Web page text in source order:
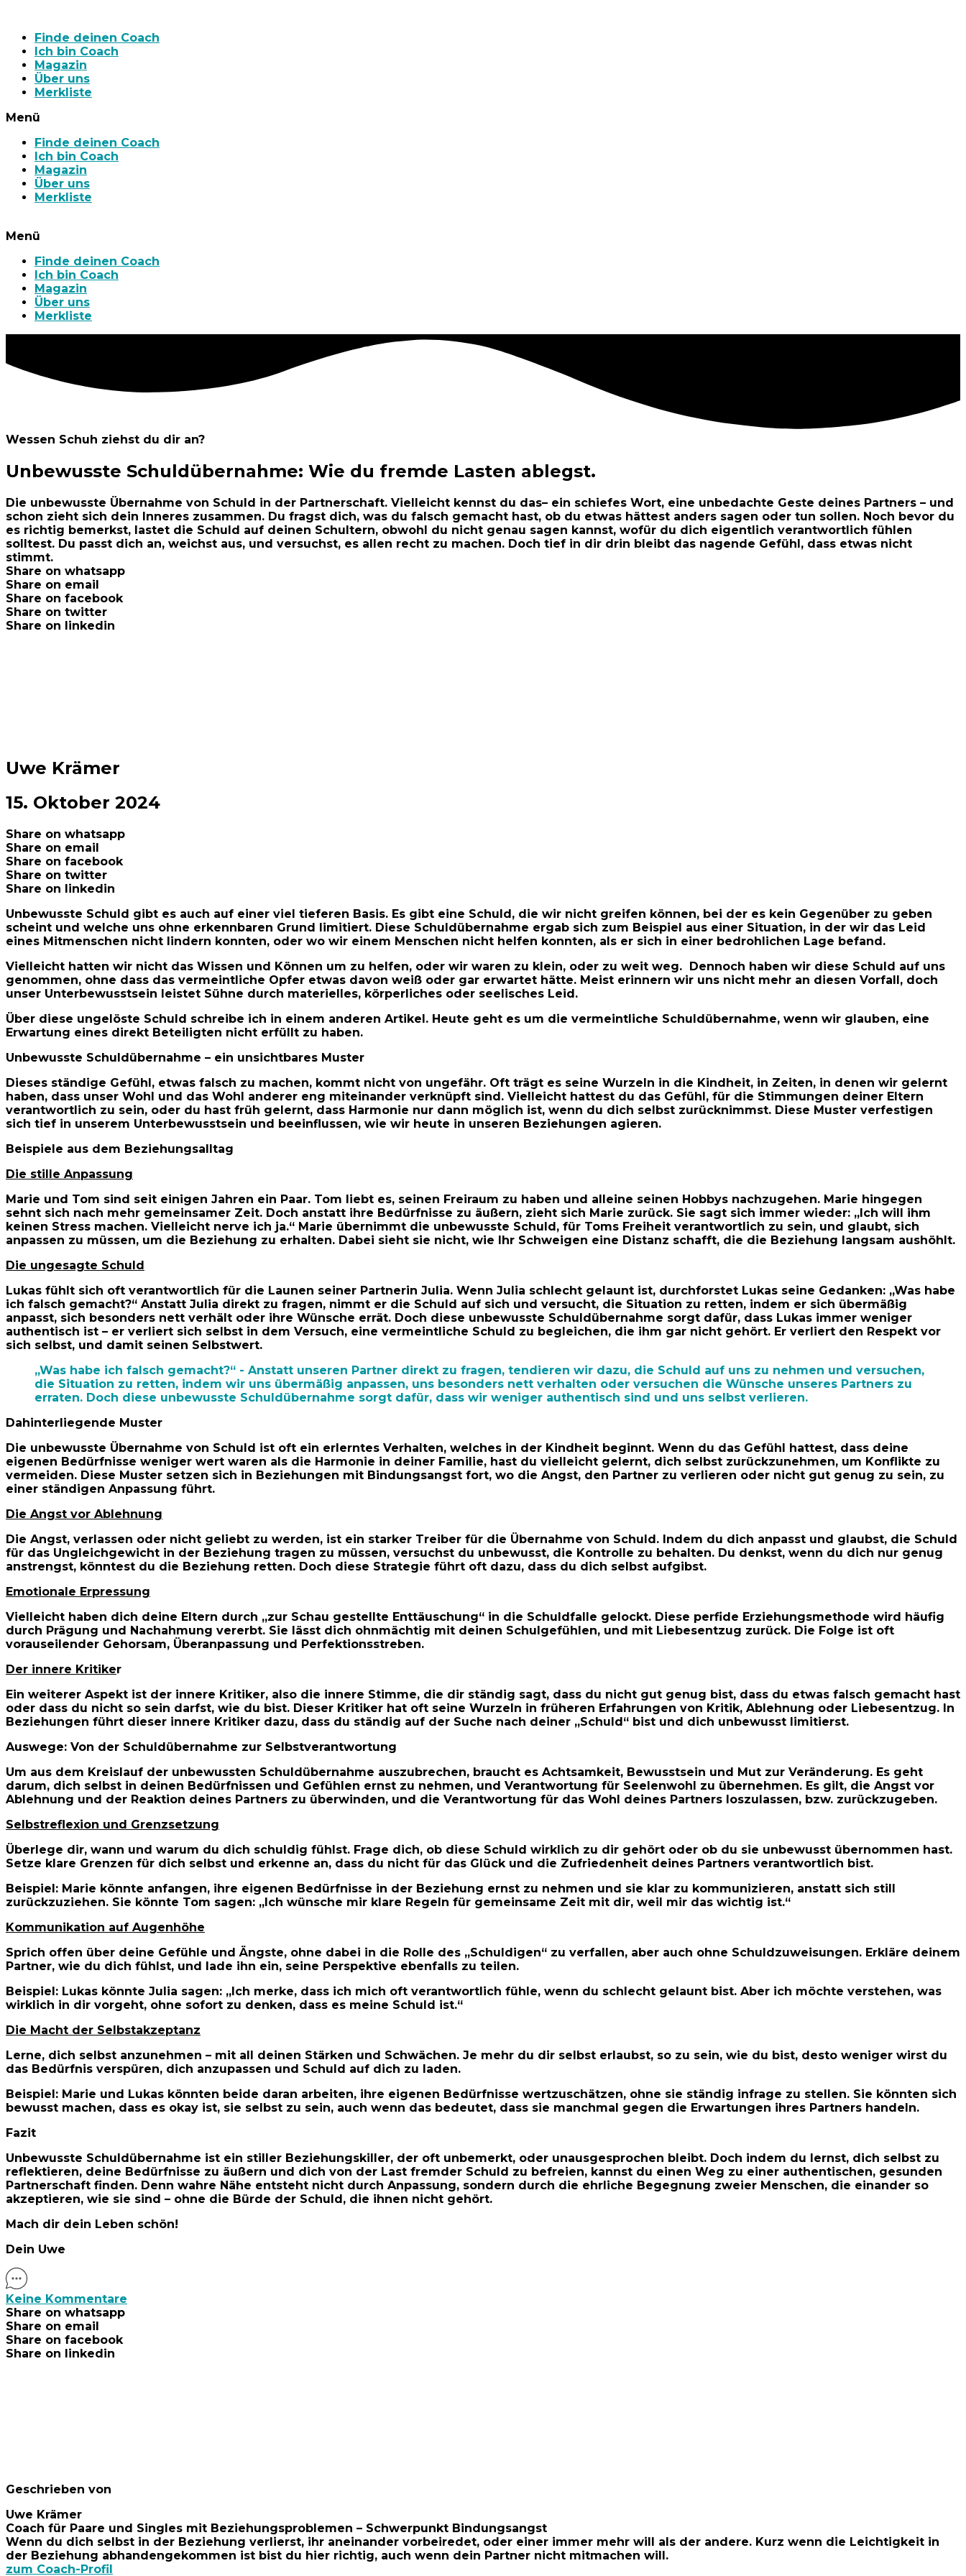
Finde deinen Coach
Ich bin Coach
Magazin
Über uns
Merkliste
Menü
Finde deinen Coach
Ich bin Coach
Magazin
Über uns
Merkliste
Menü
Finde deinen Coach
Ich bin Coach
Magazin
Über uns
Merkliste
Wessen Schuh ziehst du dir an?
Unbewusste Schuldübernahme: Wie du fremde Lasten ablegst.
Die unbewusste Übernahme von Schuld in der Partnerschaft. Vielleicht kennst du das– ein schiefes Wort, eine unbedachte Geste deines Partners – und
schon zieht sich dein Inneres zusammen. Du fragst dich, was du falsch gemacht hast, ob du etwas hättest anders sagen oder tun sollen. Noch bevor du
es richtig bemerkst, lastet die Schuld auf deinen Schultern, obwohl du nicht genau sagen kannst, wofür du dich eigentlich verantwortlich fühlen
solltest. Du passt dich an, weichst aus, und versuchst, es allen recht zu machen. Doch tief in dir drin bleibt das nagende Gefühl, dass etwas nicht
stimmt.
Share on whatsapp
Share on email
Share on facebook
Share on twitter
Share on linkedin
Uwe Krämer
15. Oktober 2024
Share on whatsapp
Share on email
Share on facebook
Share on twitter
Share on linkedin
Unbewusste Schuld gibt es auch auf einer viel tieferen Basis. Es gibt eine Schuld, die wir nicht greifen können, bei der es kein Gegenüber zu geben
scheint und welche uns ohne erkennbaren Grund limitiert. Diese Schuldübernahme ergab sich zum Beispiel aus einer Situation, in der wir das Leid
eines Mitmenschen nicht lindern konnten, oder wo wir einem Menschen nicht helfen konnten, als er sich in einer bedrohlichen Lage befand.
Vielleicht hatten wir nicht das Wissen und Können um zu helfen, oder wir waren zu klein, oder zu weit weg. Dennoch haben wir diese Schuld auf uns
genommen, ohne dass das vermeintliche Opfer etwas davon weiß oder gar erwartet hätte. Meist erinnern wir uns nicht mehr an diesen Vorfall, doch
unser Unterbewusstsein leistet Sühne durch materielles, körperliches oder seelisches Leid.
Über diese ungelöste Schuld schreibe ich in einem anderen Artikel. Heute geht es um die vermeintliche Schuldübernahme, wenn wir glauben, eine
Erwartung eines direkt Beteiligten nicht erfüllt zu haben.
Unbewusste Schuldübernahme – ein unsichtbares Muster
Dieses ständige Gefühl, etwas falsch zu machen, kommt nicht von ungefähr. Oft trägt es seine Wurzeln in die Kindheit, in Zeiten, in denen wir gelernt
haben, dass unser Wohl und das Wohl anderer eng miteinander verknüpft sind. Vielleicht hattest du das Gefühl, für die Stimmungen deiner Eltern
verantwortlich zu sein, oder du hast früh gelernt, dass Harmonie nur dann möglich ist, wenn du dich selbst zurücknimmst. Diese Muster verfestigen
sich tief in unserem Unterbewusstsein und beeinflussen, wie wir heute in unseren Beziehungen agieren.
Beispiele aus dem Beziehungsalltag
Die stille Anpassung
Marie und Tom sind seit einigen Jahren ein Paar. Tom liebt es, seinen Freiraum zu haben und alleine seinen Hobbys nachzugehen. Marie hingegen
sehnt sich nach mehr gemeinsamer Zeit. Doch anstatt ihre Bedürfnisse zu äußern, zieht sich Marie zurück. Sie sagt sich immer wieder: „Ich will ihm
keinen Stress machen. Vielleicht nerve ich ja.“ Marie übernimmt die unbewusste Schuld, für Toms Freiheit verantwortlich zu sein, und glaubt, sich
anpassen zu müssen, um die Beziehung zu erhalten. Dabei sieht sie nicht, wie Ihr Schweigen eine Distanz schafft, die die Beziehung langsam aushöhlt.
Die ungesagte Schuld
Lukas fühlt sich oft verantwortlich für die Launen seiner Partnerin Julia. Wenn Julia schlecht gelaunt ist, durchforstet Lukas seine Gedanken: „Was habe
ich falsch gemacht?“ Anstatt Julia direkt zu fragen, nimmt er die Schuld auf sich und versucht, die Situation zu retten, indem er sich übermäßig
anpasst, sich besonders nett verhält oder ihre Wünsche errät. Doch diese unbewusste Schuldübernahme sorgt dafür, dass Lukas immer weniger
authentisch ist – er verliert sich selbst in dem Versuch, eine vermeintliche Schuld zu begleichen, die ihm gar nicht gehört. Er verliert den Respekt vor
sich selbst, und damit seinen Selbstwert.
„Was habe ich falsch gemacht?“ - Anstatt unseren Partner direkt zu fragen, tendieren wir dazu, die Schuld auf uns zu nehmen und versuchen,
die Situation zu retten, indem wir uns übermäßig anpassen, uns besonders nett verhalten oder versuchen die Wünsche unseres Partners zu
erraten. Doch diese unbewusste Schuldübernahme sorgt dafür, dass wir weniger authentisch sind und uns selbst verlieren.
Dahinterliegende Muster
Die unbewusste Übernahme von Schuld ist oft ein erlerntes Verhalten, welches in der Kindheit beginnt. Wenn du das Gefühl hattest, dass deine
eigenen Bedürfnisse weniger wert waren als die Harmonie in deiner Familie, hast du vielleicht gelernt, dich selbst zurückzunehmen, um Konflikte zu
vermeiden. Diese Muster setzen sich in Beziehungen mit Bindungsangst fort, wo die Angst, den Partner zu verlieren oder nicht gut genug zu sein, zu
einer ständigen Anpassung führt.
Die Angst vor Ablehnung
Die Angst, verlassen oder nicht geliebt zu werden, ist ein starker Treiber für die Übernahme von Schuld. Indem du dich anpasst und glaubst, die Schuld
für das Ungleichgewicht in der Beziehung tragen zu müssen, versuchst du unbewusst, die Kontrolle zu behalten. Du denkst, wenn du dich nur genug
anstrengst, könntest du die Beziehung retten. Doch diese Strategie führt oft dazu, dass du dich selbst aufgibst.
Emotionale Erpressung
Vielleicht haben dich deine Eltern durch „zur Schau gestellte Enttäuschung“ in die Schuldfalle gelockt. Diese perfide Erziehungsmethode wird häufig
durch Prägung und Nachahmung vererbt. Sie lässt dich ohnmächtig mit deinen Schulgefühlen, und mit Liebesentzug zurück. Die Folge ist oft
vorauseilender Gehorsam, Überanpassung und Perfektionsstreben.
Der innere Kritiker
Ein weiterer Aspekt ist der innere Kritiker, also die innere Stimme, die dir ständig sagt, dass du nicht gut genug bist, dass du etwas falsch gemacht hast
oder dass du nicht so sein darfst, wie du bist. Dieser Kritiker hat oft seine Wurzeln in früheren Erfahrungen von Kritik, Ablehnung oder Liebesentzug. In
Beziehungen führt dieser innere Kritiker dazu, dass du ständig auf der Suche nach deiner „Schuld“ bist und dich unbewusst limitierst.
Auswege: Von der Schuldübernahme zur Selbstverantwortung
Um aus dem Kreislauf der unbewussten Schuldübernahme auszubrechen, braucht es Achtsamkeit, Bewusstsein und Mut zur Veränderung. Es geht
darum, dich selbst in deinen Bedürfnissen und Gefühlen ernst zu nehmen, und Verantwortung für Seelenwohl zu übernehmen. Es gilt, die Angst vor
Ablehnung und der Reaktion deines Partners zu überwinden, und die Verantwortung für das Wohl deines Partners loszulassen, bzw. zurückzugeben.
Selbstreflexion und Grenzsetzung
Überlege dir, wann und warum du dich schuldig fühlst. Frage dich, ob diese Schuld wirklich zu dir gehört oder ob du sie unbewusst übernommen hast.
Setze klare Grenzen für dich selbst und erkenne an, dass du nicht für das Glück und die Zufriedenheit deines Partners verantwortlich bist.
Beispiel: Marie könnte anfangen, ihre eigenen Bedürfnisse in der Beziehung ernst zu nehmen und sie klar zu kommunizieren, anstatt sich still
zurückzuziehen. Sie könnte Tom sagen: „Ich wünsche mir klare Regeln für gemeinsame Zeit mit dir, weil mir das wichtig ist.“
Kommunikation auf Augenhöhe
Sprich offen über deine Gefühle und Ängste, ohne dabei in die Rolle des „Schuldigen“ zu verfallen, aber auch ohne Schuldzuweisungen. Erkläre deinem
Partner, wie du dich fühlst, und lade ihn ein, seine Perspektive ebenfalls zu teilen.
Beispiel: Lukas könnte Julia sagen: „Ich merke, dass ich mich oft verantwortlich fühle, wenn du schlecht gelaunt bist. Aber ich möchte verstehen, was
wirklich in dir vorgeht, ohne sofort zu denken, dass es meine Schuld ist.“
Die Macht der Selbstakzeptanz
Lerne, dich selbst anzunehmen – mit all deinen Stärken und Schwächen. Je mehr du dir selbst erlaubst, so zu sein, wie du bist, desto weniger wirst du
das Bedürfnis verspüren, dich anzupassen und Schuld auf dich zu laden.
Beispiel: Marie und Lukas könnten beide daran arbeiten, ihre eigenen Bedürfnisse wertzuschätzen, ohne sie ständig infrage zu stellen. Sie könnten sich
bewusst machen, dass es okay ist, sie selbst zu sein, auch wenn das bedeutet, dass sie manchmal gegen die Erwartungen ihres Partners handeln.
Fazit
Unbewusste Schuldübernahme ist ein stiller Beziehungskiller, der oft unbemerkt, oder unausgesprochen bleibt. Doch indem du lernst, dich selbst zu
reflektieren, deine Bedürfnisse zu äußern und dich von der Last fremder Schuld zu befreien, kannst du einen Weg zu einer authentischen, gesunden
Partnerschaft finden. Denn wahre Nähe entsteht nicht durch Anpassung, sondern durch die ehrliche Begegnung zweier Menschen, die einander so
akzeptieren, wie sie sind – ohne die Bürde der Schuld, die ihnen nicht gehört.
Mach dir dein Leben schön!
Dein Uwe
Keine Kommentare
Share on whatsapp
Share on email
Share on facebook
Share on linkedin
Geschrieben von
Uwe Krämer
Coach für Paare und Singles mit Beziehungsproblemen – Schwerpunkt Bindungsangst
Wenn du dich selbst in der Beziehung verlierst, ihr aneinander vorbeiredet, oder einer immer mehr will als der andere. Kurz wenn die Leichtigkeit in
der Beziehung abhandengekommen ist bist du hier richtig, auch wenn dein Partner nicht mitmachen will.
zum Coach-Profil